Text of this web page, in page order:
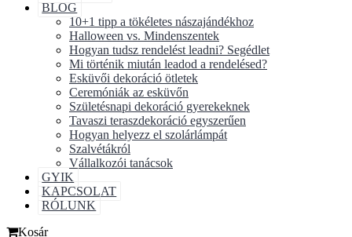
BLOG
10+1 tipp a tökéletes nászajándékhoz
Halloween vs. Mindenszentek
Hogyan tudsz rendelést leadni? Segédlet
Mi történik miután leadod a rendelésed?
Esküvői dekoráció ötletek
Ceremóniák az esküvőn
Születésnapi dekoráció gyerekeknek
Tavaszi teraszdekoráció egyszerűen
Hogyan helyezz el szolárlámpát
Szalvétákról
Vállalkozói tanácsok
GYIK
KAPCSOLAT
RÓLUNK
Kosár